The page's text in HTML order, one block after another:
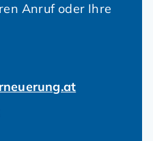
Anruf oder Ihre